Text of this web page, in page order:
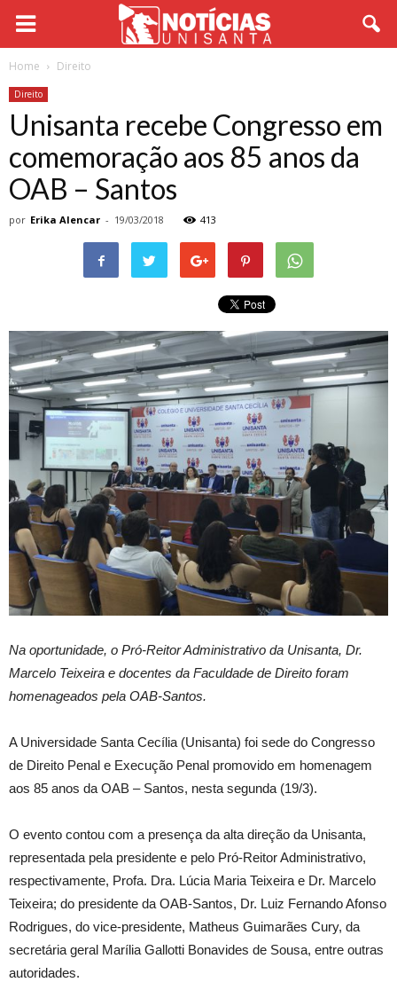
Home Direito
Direito
Unisanta recebe Congresso em
comemoração aos 85 anos da
OAB – Santos
por Erika Alencar - 19/03/2018 413
Na oportunidade, o Pró-Reitor Administrativo da Unisanta, Dr.
Marcelo Teixeira e docentes da Faculdade de Direito foram
homenageados pela OAB-Santos.
A Universidade Santa Cecília (Unisanta) foi sede do Congresso
de Direito Penal e Execução Penal promovido em homenagem
aos 85 anos da OAB – Santos, nesta segunda (19/3).
O evento contou com a presença da alta direção da Unisanta,
representada pela presidente e pelo Pró-Reitor Administrativo,
respectivamente, Profa. Dra. Lúcia Maria Teixeira e Dr. Marcelo
Teixeira; do presidente da OAB-Santos, Dr. Luiz Fernando Afonso
Rodrigues, do vice-presidente, Matheus Guimarães Cury, da
secretária geral Marília Gallotti Bonavides de Sousa, entre outras
autoridades.